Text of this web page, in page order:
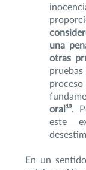
una
otras
oral¹³.
este
En un